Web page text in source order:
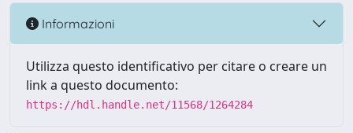
Informazioni
Utilizza questo identificativo per citare o creare un
link a questo documento:
https://hdl.handle.net/11568/1264284